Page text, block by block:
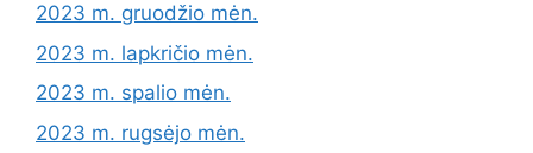
2023 m. gruodžio mėn.
2023 m. lapkričio mėn.
2023 m. spalio mėn.
2023 m. rugsėjo mėn.